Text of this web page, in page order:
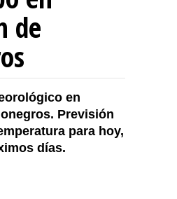
de
en
Previsión
para hoy,
días.